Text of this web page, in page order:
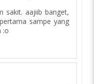
sakit. aajiib banget,
sampe yang
:o